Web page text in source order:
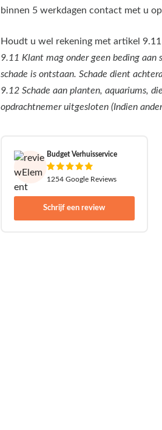
binnen 5 werkdagen contact met u
Houdt u wel rekening met artikel
9.11 Klant mag onder geen beding
schade is ontstaan. Schade dient
9.12 Schade aan planten, aquariums,
opdrachtnemer uitgesloten (Indien
Budget Verhuisservice
1254 Google Reviews
Schrijf een review